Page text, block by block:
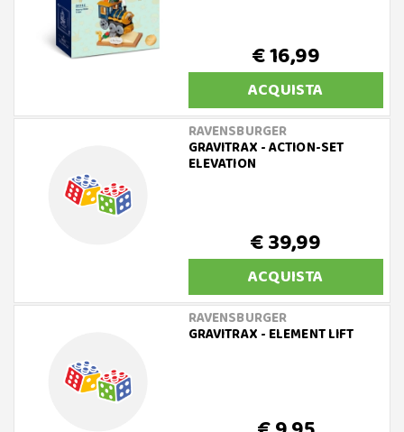
€ 16,99
ACQUISTA
RAVENSBURGER
GRAVITRAX - ACTION-SET
ELEVATION
€ 39,99
ACQUISTA
RAVENSBURGER
GRAVITRAX - ELEMENT LIFT